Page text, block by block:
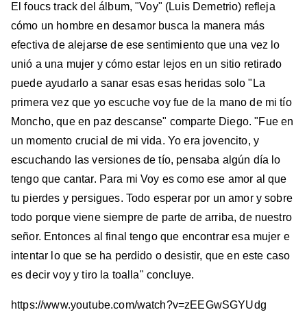
El foucs track del álbum, "Voy" (Luis Demetrio) refleja
cómo un hombre en desamor busca la manera más
efectiva de alejarse de ese sentimiento que una vez lo
unió a una mujer y cómo estar lejos en un sitio retirado
puede ayudarlo a sanar esas esas heridas solo "La
primera vez que yo escuche voy fue de la mano de mi tío
Moncho, que en paz descanse" comparte Diego. "Fue en
un momento crucial de mi vida. Yo era jovencito, y
escuchando las versiones de tío, pensaba algún día lo
tengo que cantar. Para mi Voy es como ese amor al que
tu pierdes y persigues. Todo esperar por un amor y sobre
todo porque viene siempre de parte de arriba, de nuestro
señor. Entonces al final tengo que encontrar esa mujer e
intentar lo que se ha perdido o desistir, que en este caso
es decir voy y tiro la toalla" concluye.
https://www.youtube.com/watch?v=zEEGwSGYUdg